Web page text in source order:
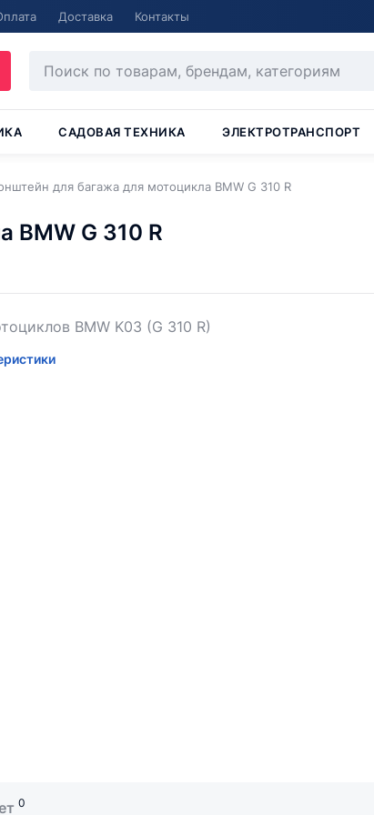
Доставка Контакты
САДОВАЯ ТЕХНИКА ЭЛЕКТРОТРАНСПОРТ
для багажа для мотоцикла BMW G 310 R
BMW G 310 R
BMW K03 (G 310 R)
0